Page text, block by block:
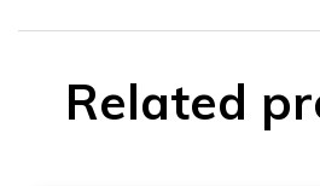
Related